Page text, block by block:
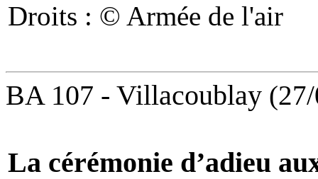
Droits : © Armée de l'air
BA 107 - Villacoublay
La cérémonie d’adieu